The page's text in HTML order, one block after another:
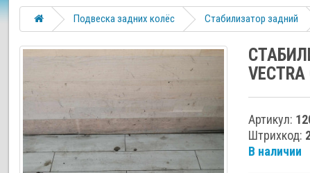
Подвеска задних колёс Стабилизатор задний
VECTRA
Артикул:
Штрихкод:
В наличии